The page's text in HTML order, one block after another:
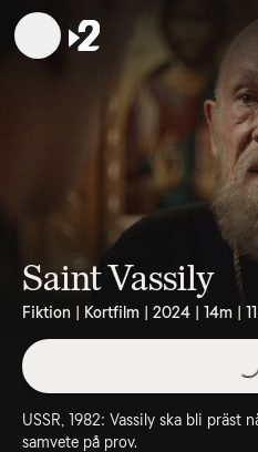
Saint Vassily
Fiktion | Kortfilm | 2024 | 14m |
USSR, 1982: Vassily ska bli präst
samvete på prov.